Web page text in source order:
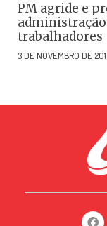
PM agride e
trabalhadores
3 DE NOVEMBRO DE